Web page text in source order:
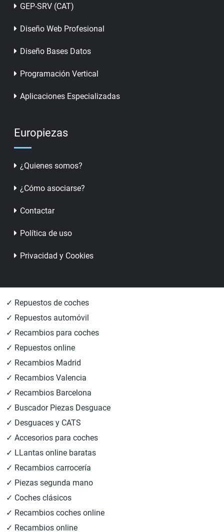
GEP-SRV (CAT)
Diseño Web Profesional
Diseño Bases Datos
Programación Vertical
Aplicaciones Especializadas
Europiezas
¿Quienes somos?
¿Cómo asociarse?
Contactar
Política de uso
Privacidad y Cookies
✓ Repuestos de coches
✓ Repuestos automóvil
✓ Recambios para coches
✓ Repuestos online
✓ Recambios Madrid
✓ Recambios Valencia
✓ Recambios Barcelona
✓ Buscador Piezas Desguace
✓ Desguaces y CATS
✓ Accesorios para coches
✓ LLantas online baratas
✓ Recambios carrocería
✓ Piezas segunda mano
✓ Coches clásicos
✓ Recambios coches online
✓ Recambios online